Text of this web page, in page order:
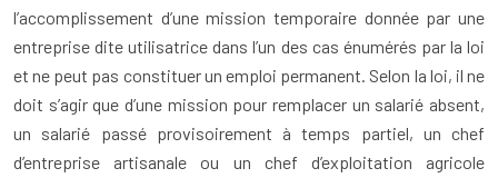
l’accomplissement d’une mission temporaire donnée par une
entreprise dite utilisatrice dans l’un des cas énumérés par la loi
et ne peut pas constituer un emploi permanent. Selon la loi, il ne
doit s’agir que d’une mission pour remplacer un salarié absent,
un salarié passé provisoirement à temps partiel, un chef
d’entreprise artisanale ou un chef d’exploitation agricole